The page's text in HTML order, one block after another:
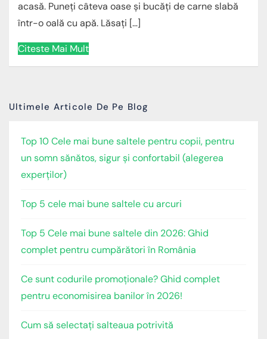
acasă. Puneți câteva oase și bucăți de carne slabă
într-o oală cu apă. Lăsați […]
Citeste Mai Mult
Ultimele Articole De Pe Blog
Top 10 Cele mai bune saltele pentru copii, pentru
un somn sănătos, sigur și confortabil (alegerea
experților)
Top 5 cele mai bune saltele cu arcuri
Top 5 Cele mai bune saltele din 2026: Ghid
complet pentru cumpărători în România
Ce sunt codurile promoționale? Ghid complet
pentru economisirea banilor în 2026!
Cum să selectați salteaua potrivită